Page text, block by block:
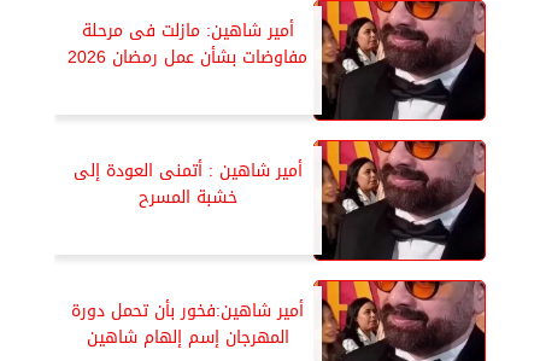
أمير شاهين: مازلت فى مرحلة
مفاوضات بشأن عمل رمضان 2026
أمير شاهين : أتمنى العودة إلى
خشبة المسرح
أمير شاهين:فخور بأن تحمل دورة
المهرجان إسم إلهام شاهين